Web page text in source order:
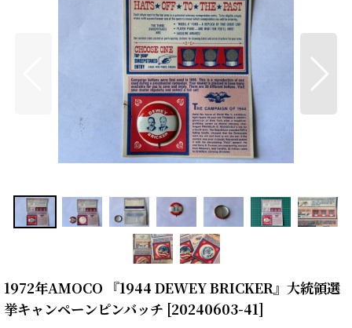
1972年AMOCO 『1944 DEWEY BRICKER』大統領選
挙キャンペーンピンバッチ [20240603-41]